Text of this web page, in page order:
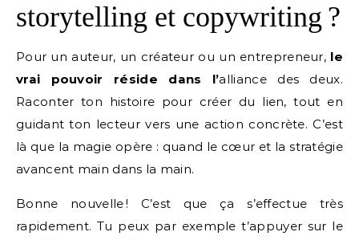
storytelling et copywriting ?
Pour un auteur, un créateur ou un entrepreneur, le
vrai pouvoir réside dans l’alliance des deux.
Raconter ton histoire pour créer du lien, tout en
guidant ton lecteur vers une action concrète. C’est
là que la magie opère : quand le cœur et la stratégie
avancent main dans la main.
Bonne nouvelle ! C’est que ça s’effectue très
rapidement. Tu peux par exemple t’appuyer sur le